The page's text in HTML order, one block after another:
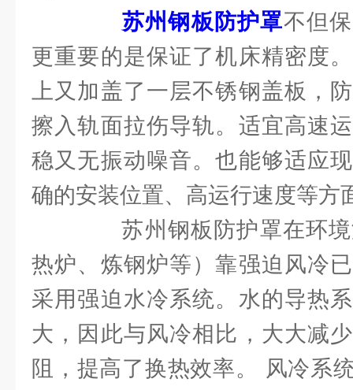
苏州钢板防护罩不但
更重要的是保证了机床精密度
上又加盖了一层不锈钢盖板，
擦入轨面拉伤导轨。适宜高速
稳又无振动噪音。也能够适应
确的安装位置、高运行速度等方
苏州钢板防护罩在环境
热炉、炼钢炉等）靠强迫风冷
采用强迫水冷系统。水的导热
大，因此与风冷相比，大大减
阻，提高了换热效率。 风冷系